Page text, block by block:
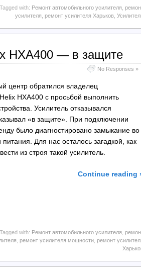
Tagged with: Ремонт автомобильного усилителя
усилителя ремонт усилителя Харьков
HXA400 — в защите
No Responses »
центр обратился владелец
HXA400 с просьбой выполнить
Усилитель отказывался
«в защите». При подключении
было диагностировано замыкание во
Для нас осталось загадкой, как
из строя такой усилитель.
Continue reading
Tagged with: Ремонт автомобильного усилителя
ремонт усилителя мощности ремонт